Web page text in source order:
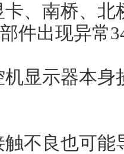
、南桥
出现异常
显示器本身
触不良也可能